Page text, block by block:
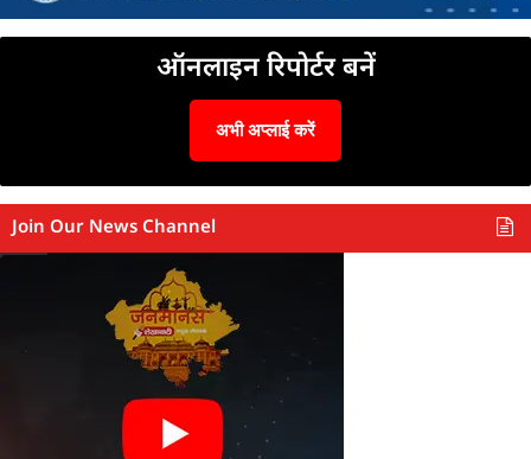
ऑनलाइन रिपोर्टर बनें
अभी अप्लाई करें
Join Our News Channel